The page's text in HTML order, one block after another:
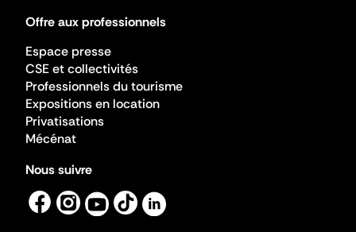
Offre aux professionnels
Espace presse
CSE et collectivités
Professionnels du tourisme
Expositions en location
Privatisations
Mécénat
Nous suivre